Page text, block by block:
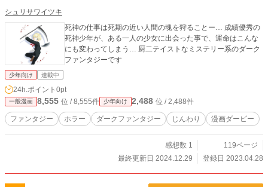
シュリサワイツキ
死神の仕事は死期の近い人間の魂を狩ることー… 成績優秀の
死神少年が、ある一人の少女に出会った事で、運命はこんな
にも変わってしまう… 厨二テイストなミステリー系のダーク
ファンタジーです
少年向け 連載中
24h.ポイント 0pt
一般漫画 8,555 位 / 8,555件 少年向け 2,488 位 / 2,488件
ファンタジー ホラー ダークファンタジー じんわり 漫画ダービー
感想数 1
119ページ
最終更新日 2024.12.29
登録日 2023.04.28